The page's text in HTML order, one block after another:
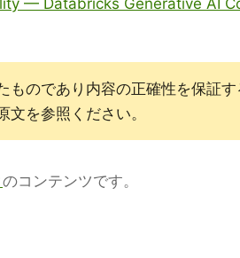
— Databricks Generative AI
ものであり内容の正確性を保証
を参照ください。
のコンテンツです。